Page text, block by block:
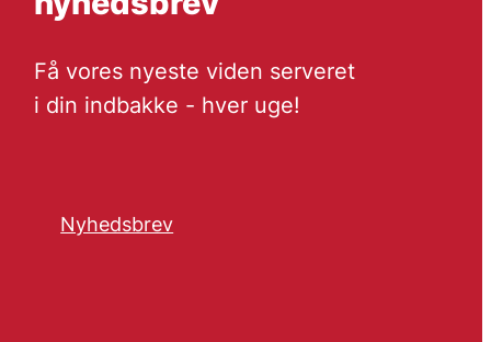
Få vores nyeste viden serveret
i din indbakke - hver uge!
Nyhedsbrev